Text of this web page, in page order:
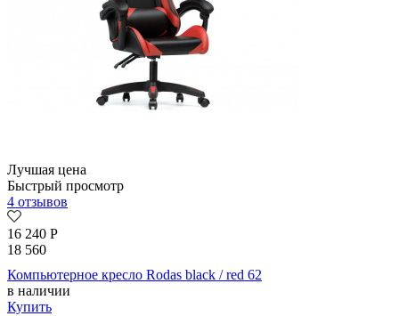
Лучшая цена
Быстрый просмотр
4 отзывов
16 240 Р
18 560
Компьютерное кресло Rodas black / red 62
в наличии
Купить